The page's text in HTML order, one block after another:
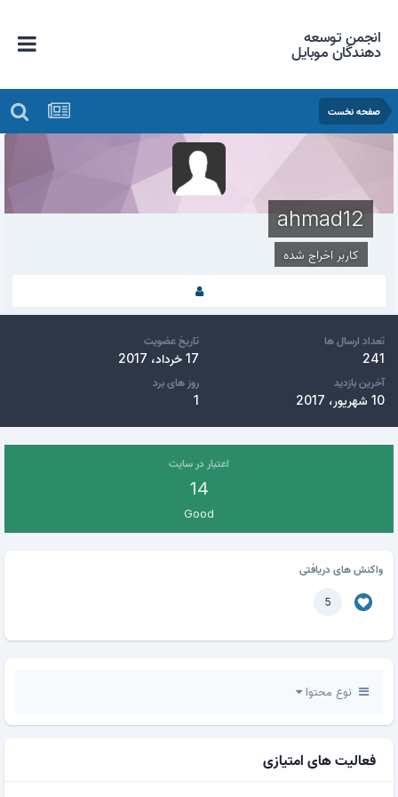
انجمن توسعه
دهندگان موبایل
صفحه نخست
ahmad12
کاربر اخراج شده
تعداد ارسال ها
241
تاریخ عضویت
17 خرداد، 2017
آخرین بازدید
10 شهریور، 2017
روز های برد
اعتبار در سایت
14
Good
واکنش های دریافتی
5
نوع محتوا
فعالیت های امتیازی